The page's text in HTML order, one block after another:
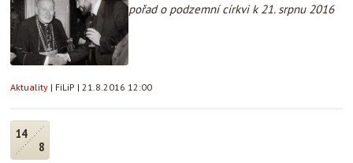
pořad o podzemní církvi k 21. srpnu 2016
Aktuality | FiLiP | 21.8.2016 12:00
14
8